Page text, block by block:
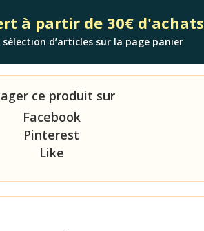
à partir de 30€ d'achats
d’articles sur la page panier
ce produit sur
Facebook
Pinterest
Like